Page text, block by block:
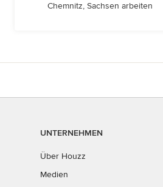
Chemnitz, Sachsen arbeiten
UNTERNEHMEN
Über Houzz
Medien